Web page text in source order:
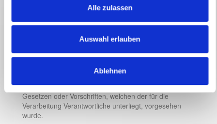
Alle zulassen
Auswahl erlauben
Ablehnen
5. Routinemäßige Löschung und Sperrung
von personenbezogenen Daten
Der für die Verarbeitung Verantwortliche verarbeitet und
Person nur für den Zeitraum, der zur Erreichung des
Speicherungszwecks erforderlich ist oder sofern dies
durch den Europäischen Richtlinien- und
Verordnungsgeber oder einen anderen Gesetzgeber in
Gesetzen oder Vorschriften, welchen der für die
Verarbeitung Verantwortliche unterliegt, vorgesehen
wurde.